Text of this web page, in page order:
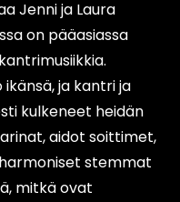
Jenni ja Laura
on pääasiassa
ja kantri ja
kulkeneet heidän
aidot soittimet,
stemmat
mitkä ovat